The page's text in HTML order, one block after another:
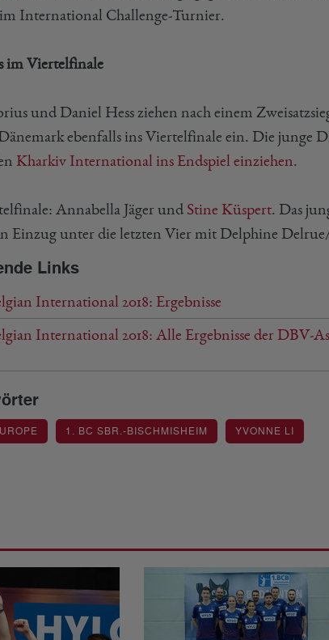
International Challenge-Turnier.
im Viertelfinale
und Daniel Hess ziehen nach einem
ebenfalls ins Viertelfinale ein. Die junge
Kharkiv International ins Endspiel einziehen.
Annabella Jäger und Stine Küspert. Das
Einzug unter die letzten Vier mit Delphine
Links
International 2018: Ergebnisse
International 2018: Alle Ergebnisse der DBV-
1. BC SBR.-BISCHMISHEIM YVONNE LI